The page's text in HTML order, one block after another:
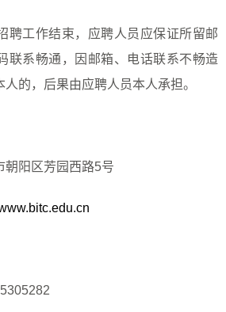
聘工作结束，应聘人员应保证所留邮
联系畅通，因邮箱、电话联系不畅造
的，后果由应聘人员本人承担。
朝阳区芳园西路5号